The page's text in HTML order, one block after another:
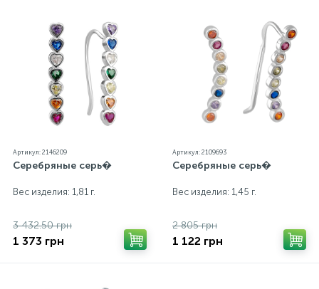
Артикул: 2146209
Серебряные серь�
Вес изделия: 1,81 г.
3 432.50 грн
1 373 грн
Артикул: 2109693
Серебряные серь�
Вес изделия: 1,45 г.
2 805 грн
1 122 грн